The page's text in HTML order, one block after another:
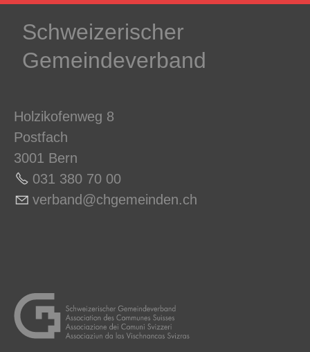
Schweizerischer
Gemeindeverband
Holzikofenweg 8
Postfach
3001 Bern
031 380 70 00
v rb nd chg m nd n ch